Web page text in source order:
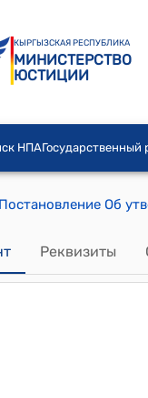
КЫРГЫЗСКАЯ РЕСПУБЛИКА
МИНИСТЕРСТВО
ЮСТИЦИИ
НПАГосударственный
Реквизиты